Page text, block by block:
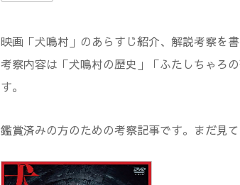
映画「犬鳴村」のあらすじ紹介、解説考察を書
考察内容は「犬鳴村の歴史」「ふたしちゃろ
す。
鑑賞済みの方のための考察記事です。まだ見